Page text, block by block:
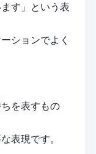
す」という表
ションでよく
を表すもの
表現です。